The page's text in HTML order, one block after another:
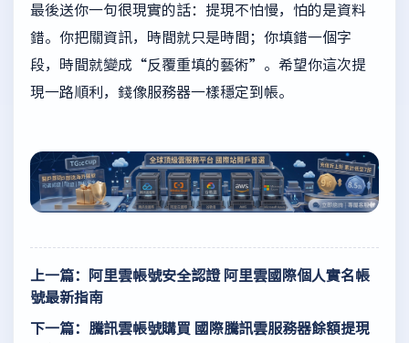
最後送你一句很現實的話：提現不怕慢，怕的是資料
錯。你把關資訊，時間就只是時間；你填錯一個字
段，時間就變成“反覆重填的藝術”。希望你這次提
現一路順利，錢像服務器一樣穩定到帳。
上一篇：阿里雲帳號安全認證 阿里雲國際個人實名帳
號最新指南
下一篇：騰訊雲帳號購買 國際騰訊雲服務器餘額提現